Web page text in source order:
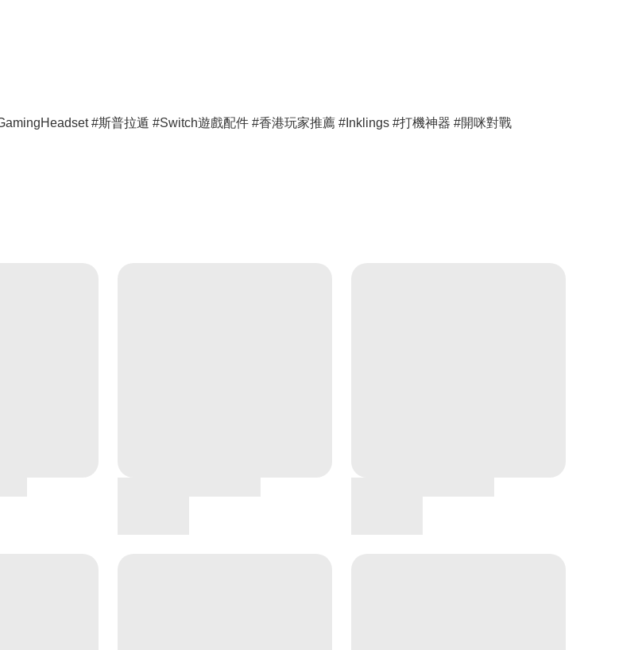
#斯普拉遁 #Switch遊戲配件 #香港玩家推薦 #Inklings #打機神器 #開咪對戰